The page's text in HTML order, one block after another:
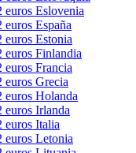
euros Eslovenia
euros España
euros Estonia
euros Finlandia
euros Francia
euros Grecia
euros Holanda
euros Irlanda
euros Italia
euros Letonia